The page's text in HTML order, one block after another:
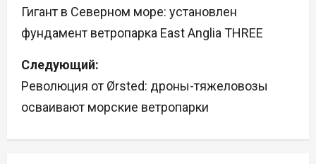
а
в
и
г
Гигант в Северном море: установлен
фундамент ветропарка East Anglia THREE
Следующий:
Революция от Ørsted: дроны-тяжеловозы
осваивают морские ветропарки